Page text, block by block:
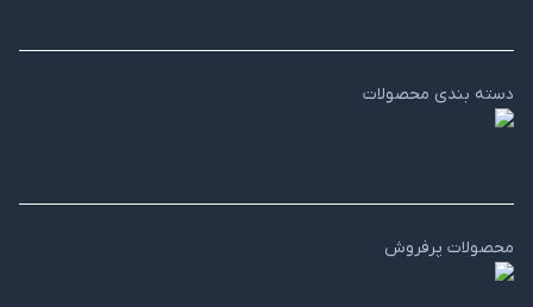
دسته بندی محصولات
محصولات پرفروش